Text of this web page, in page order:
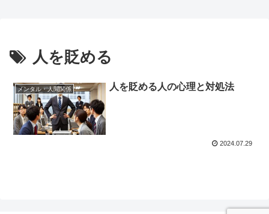
人を貶める
メンタル・人間関係 人を貶める人の心理と対処法
2024.07.29